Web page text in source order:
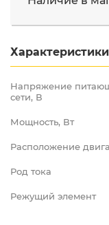
Промышленная
Характеристики
Напряжение
сети, В
Мощность, Вт
Расположение
Род тока
Режущий элемент